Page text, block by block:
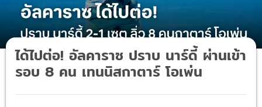
ได้ไปต่อ! อัลคาราซ ปราบ นาร์ดี้ ผ่านเข้า
รอบ 8 คน เทนนิสกาตาร์ โอเพ่น